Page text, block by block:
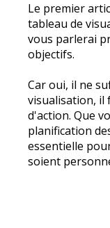
Le premier
tableau de
vous parlerai
objectifs.
Car oui, il ne
visualisation, il
d'action. Que
planification
essentielle
soient